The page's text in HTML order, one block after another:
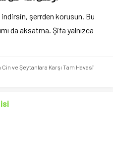
şerrden korusun. Bu
da aksatma. Şifa yalnızca
ve Şeytanlara Karşı Tam Havasî